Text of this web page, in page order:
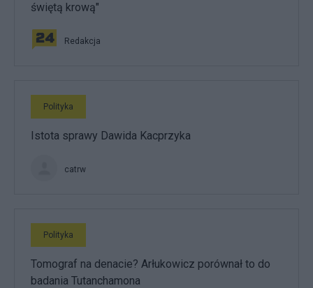
świętą krową"
Redakcja
Polityka
Istota sprawy Dawida Kacprzyka
catrw
Polityka
Tomograf na denacie? Arłukowicz porównał to do
badania Tutanchamona